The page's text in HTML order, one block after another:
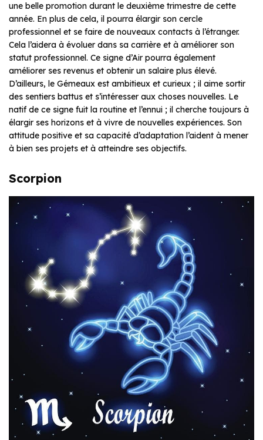
une belle promotion durant le deuxième trimestre de cette
année. En plus de cela, il pourra élargir son cercle
professionnel et se faire de nouveaux contacts à l’étranger.
Cela l’aidera à évoluer dans sa carrière et à améliorer son
statut professionnel. Ce signe d’Air pourra également
améliorer ses revenus et obtenir un salaire plus élevé.
D’ailleurs, le Gémeaux est ambitieux et curieux ; il aime sortir
des sentiers battus et s’intéresser aux choses nouvelles. Le
natif de ce signe fuit la routine et l’ennui ; il cherche toujours à
élargir ses horizons et à vivre de nouvelles expériences. Son
attitude positive et sa capacité d’adaptation l’aident à mener
à bien ses projets et à atteindre ses objectifs.
Scorpion